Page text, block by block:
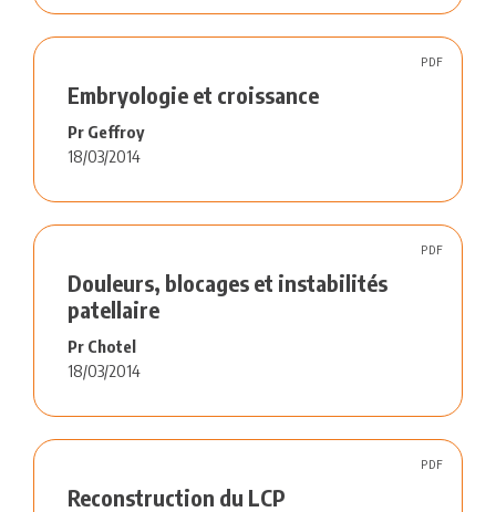
Embryologie et croissance
Pr Geffroy
18/03/2014
PDF
Douleurs, blocages et instabilités
patellaire
Pr Chotel
18/03/2014
PDF
Reconstruction du LCP
PDF